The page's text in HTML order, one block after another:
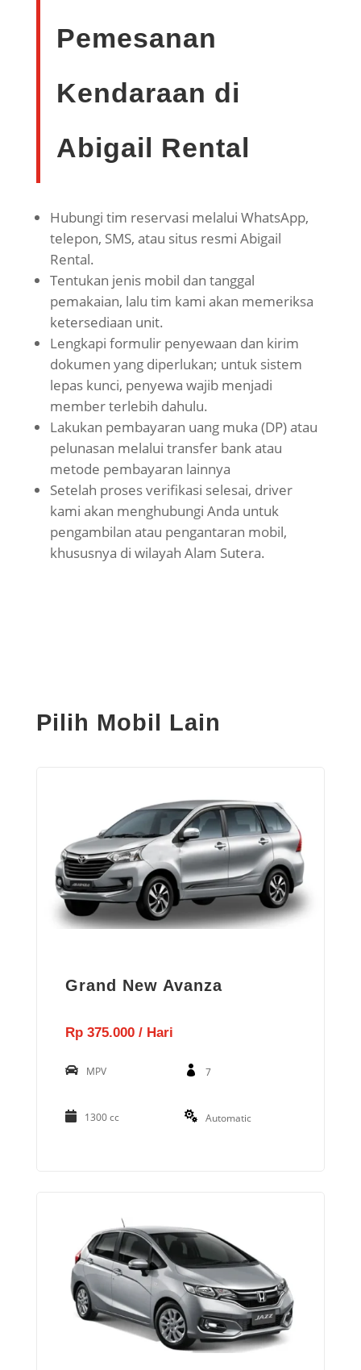
Pemesanan
Kendaraan di
Abigail Rental
Hubungi tim reservasi melalui WhatsApp,
telepon, SMS, atau situs resmi Abigail
Rental.
Tentukan jenis mobil dan tanggal
pemakaian, lalu tim kami akan memeriksa
ketersediaan unit.
Lengkapi formulir penyewaan dan kirim
dokumen yang diperlukan; untuk sistem
lepas kunci, penyewa wajib menjadi
member terlebih dahulu.
Lakukan pembayaran uang muka (DP) atau
pelunasan melalui transfer bank atau
metode pembayaran lainnya
Setelah proses verifikasi selesai, driver
kami akan menghubungi Anda untuk
pengambilan atau pengantaran mobil,
khususnya di wilayah Alam Sutera.
Pilih Mobil Lain
Grand New Avanza
Rp 375.000 / Hari
MPV 7
1300 cc Automatic